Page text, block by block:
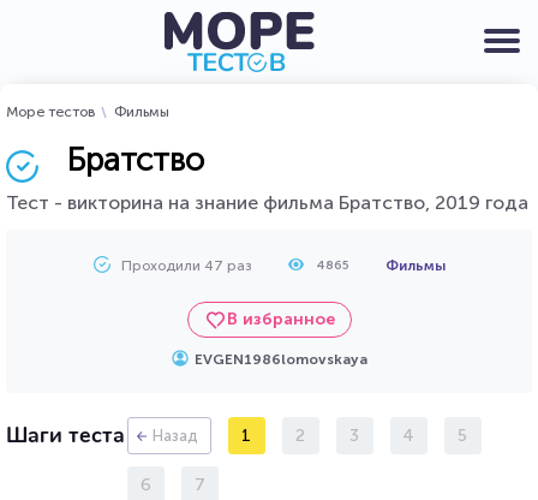
Море тестов Фильмы
Братство
Тест - викторина на знание фильма Братство, 2019 года
Проходили 47 раз 4865 Фильмы
В избранное
EVGEN1986lomovskaya
Шаги теста Назад 1 2 3 4 5
6 7